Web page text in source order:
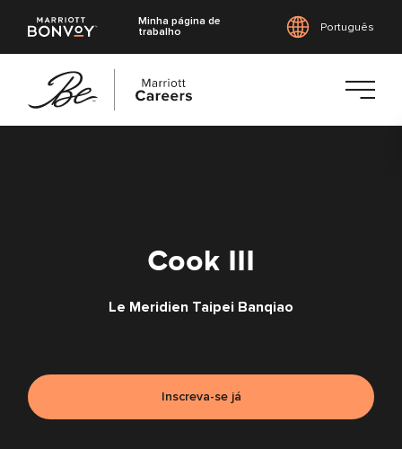
Minha página de
trabalho
Português
Cook III
Le Meridien Taipei Banqiao
Inscreva-se já